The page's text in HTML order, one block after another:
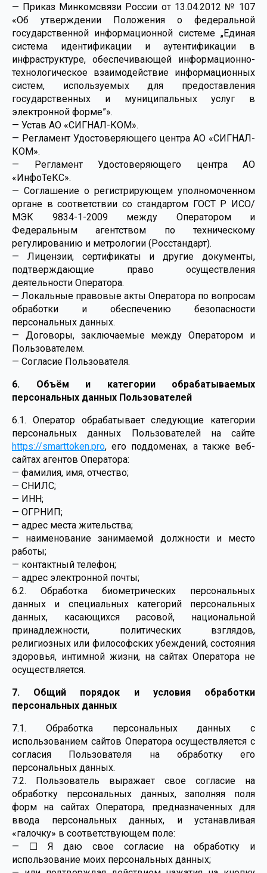
— Приказ Минкомсвязи России от 13.04.2012 № 107
«Об утверждении Положения о федеральной
государственной информационной системе „Единая
система идентификации и аутентификации в
инфраструктуре, обеспечивающей информационно-
технологическое взаимодействие информационных
систем, используемых для предоставления
государственных и муниципальных услуг в
электронной форме”».
— Устав АО «СИГНАЛ-КОМ».
— Регламент Удостоверяющего центра АО «СИГНАЛ-
КОМ».
— Регламент Удостоверяющего центра АО
«ИнфоТеКC».
— Соглашение о регистрирующем уполномоченном
органе в соответствии со стандартом ГОСТ Р ИСО/
МЭК 9834-1-2009 между Оператором и
Федеральным агентством по техническому
регулированию и метрологии (Росстандарт).
— Лицензии, сертификаты и другие документы,
подтверждающие право осуществления
деятельности Оператора.
— Локальные правовые акты Оператора по вопросам
обработки и обеспечению безопасности
персональных данных.
— Договоры, заключаемые между Оператором и
Пользователем.
— Согласие Пользователя.
6. Объём и категории обрабатываемых
персональных данных Пользователей
6.1. Оператор обрабатывает следующие категории
персональных данных Пользователей на сайте
https://smarttoken.pro, его поддоменах, а также веб-
сайтах агентов Оператора:
— фамилия, имя, отчество;
— СНИЛС;
— ИНН;
— ОГРНИП;
— адрес места жительства;
— наименование занимаемой должности и место
работы;
— контактный телефон;
— адрес электронной почты;
6.2. Обработка биометрических персональных
данных и специальных категорий персональных
данных, касающихся расовой, национальной
принадлежности, политических взглядов,
религиозных или философских убеждений, состояния
здоровья, интимной жизни, на сайтах Оператора не
осуществляется.
7. Общий порядок и условия обработки
персональных данных
7.1. Обработка персональных данных с
использованием сайтов Оператора осуществляется с
согласия Пользователя на обработку его
персональных данных.
7.2. Пользователь выражает свое согласие на
обработку персональных данных, заполняя поля
форм на сайтах Оператора, предназначенных для
ввода персональных данных, и устанавливая
«галочку» в соответствующем поле:
— ☐ Я даю свое согласие на обработку и
использование моих персональных данных;